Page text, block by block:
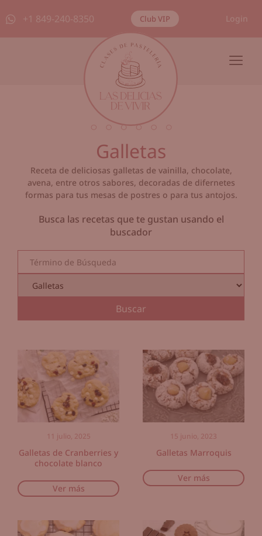
+1 849-240-8350 Club VIP Login
Galletas
Receta de deliciosas galletas de vainilla, chocolate,
avena, entre otros sabores, decoradas de difernetes
formas para tus mesas de postres o para tus antojos.
Busca las recetas que te gustan usando el
buscador
11 julio, 2025
Galletas de Cranberries y
chocolate blanco
Ver más
15 junio, 2023
Galletas Marroquis
Ver más